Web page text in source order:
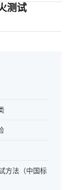
测试
方法（中国标